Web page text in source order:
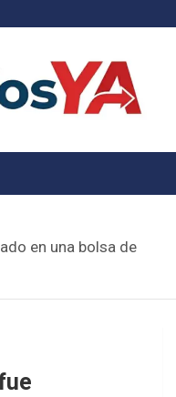
en una bolsa de